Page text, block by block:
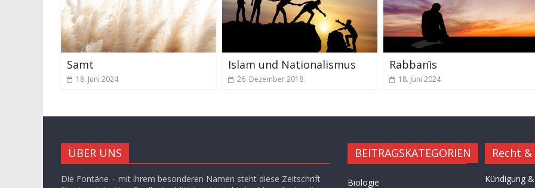
Samt
18. Juni 2024
Islam und Nationalismus
26. Dezember 2018
Rabbanīs
18. Juni 2024
ÜBER UNS
Die Fontäne – mit ihrem besonderen Namen steht diese Zeitschrift
BEITRAGSKATEGORIEN
Biologie
Recht
Kündigung